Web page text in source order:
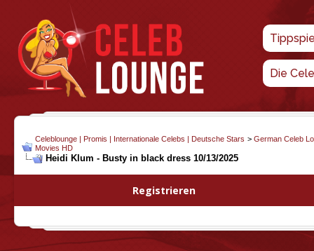
Die
Celeblounge | Promis | Internationale Celebs | Deutsche Stars > German Celeb
Movies HD
Heidi Klum - Busty in black dress 10/13/2025
Registrieren